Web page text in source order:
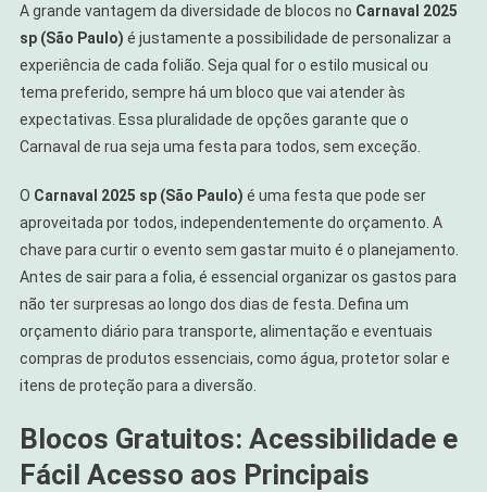
A grande vantagem da diversidade de blocos no Carnaval 2025
sp (São Paulo) é justamente a possibilidade de personalizar a
experiência de cada folião. Seja qual for o estilo musical ou
tema preferido, sempre há um bloco que vai atender às
expectativas. Essa pluralidade de opções garante que o
Carnaval de rua seja uma festa para todos, sem exceção.
O Carnaval 2025 sp (São Paulo) é uma festa que pode ser
aproveitada por todos, independentemente do orçamento. A
chave para curtir o evento sem gastar muito é o planejamento.
Antes de sair para a folia, é essencial organizar os gastos para
não ter surpresas ao longo dos dias de festa. Defina um
orçamento diário para transporte, alimentação e eventuais
compras de produtos essenciais, como água, protetor solar e
itens de proteção para a diversão.
Blocos Gratuitos: Acessibilidade e
Fácil Acesso aos Principais